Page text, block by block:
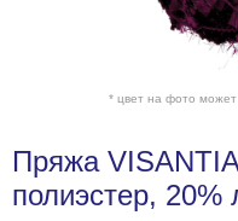
* цвет на фото может
Пряжа
полиэстер, 20%